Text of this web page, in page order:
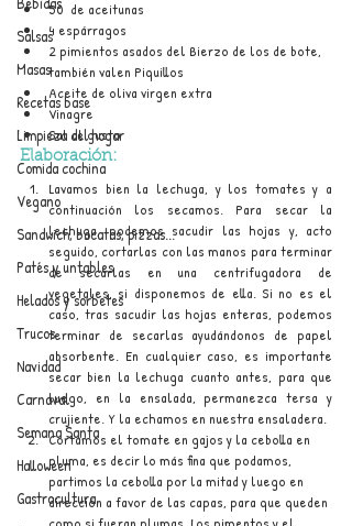
Salsas
Masas
Recetas base
Limpieza del hogar
Comida cochina
Vegano
Sandwich, bocatas, pizzas...
Patés y untables
Helados y sorbetes
Trucos
Navidad
Carnaval
Semana Santa
Halloween
Gastrocultura
50  de aceitunas
4 espárragos
2 pimientos asados del Bierzo de los de bote,
también valen Piquillos
Aceite de oliva virgen extra
Vinagre
Sal al gusto
Elaboración:
Lavamos bien la lechuga, y los tomates y a
continuación los secamos. Para secar la
lechuga, podemos sacudir las hojas y, acto
seguido, cortarlas con las manos para terminar
de secarlas en una centrifugadora de
vegetales, si disponemos de ella. Si no es el
caso, tras sacudir las hojas enteras, podemos
terminar de secarlas ayudándonos de papel
absorbente. En cualquier caso, es importante
secar bien la lechuga cuanto antes, para que
luego, en la ensalada, permanezca tersa y
crujiente. Y la echamos en nuestra ensaladera.
Cortamos el tomate en gajos y la cebolla en
pluma, es decir lo más fina que podamos,
partimos la cebolla por la mitad y luego en
dirección a favor de las capas, para que queden